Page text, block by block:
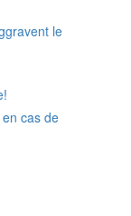
le
cas de